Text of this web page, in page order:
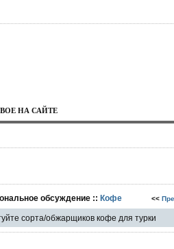
НА САЙТЕ
обсуждение :: Кофе <<
сорта/обжарщиков кофе для турки